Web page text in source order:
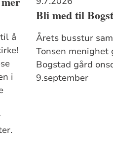
å
i
Bli med til
Årets busstur
Tonsen menighet
Bogstad gård
9.september